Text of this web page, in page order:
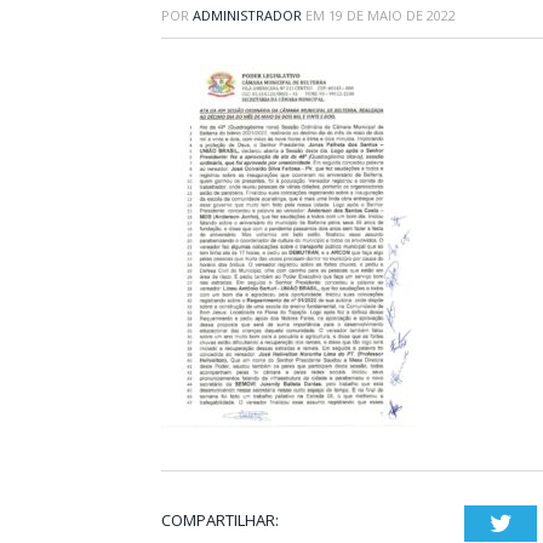
POR ADMINISTRADOR EM 19 DE MAIO DE 2022
COMPARTILHAR: